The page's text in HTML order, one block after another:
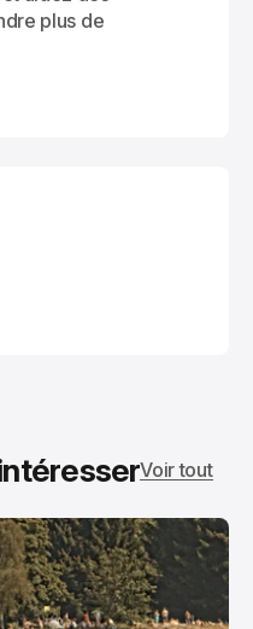
plus de
Voir tout